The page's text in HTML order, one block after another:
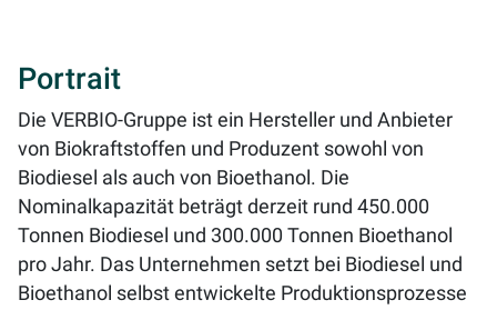
Portrait
Die VERBIO-Gruppe ist ein Hersteller und Anbieter
von Biokraftstoffen und Produzent sowohl von
Biodiesel als auch von Bioethanol. Die
Nominalkapazität beträgt derzeit rund 450.000
Tonnen Biodiesel und 300.000 Tonnen Bioethanol
pro Jahr. Das Unternehmen setzt bei Biodiesel und
Bioethanol selbst entwickelte Produktionsprozesse